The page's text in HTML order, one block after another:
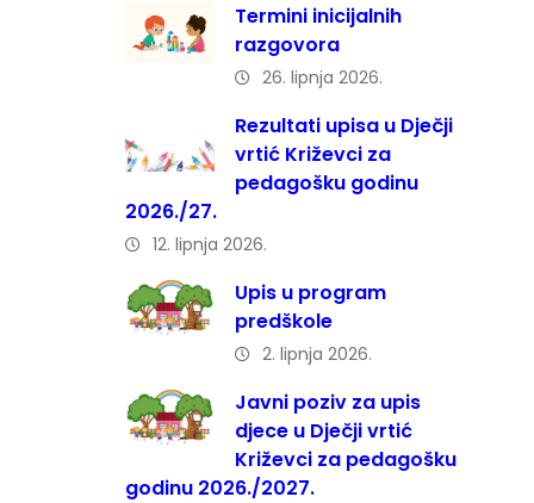
Termini inicijalnih
razgovora
26. lipnja 2026.
Rezultati upisa u Dječji
vrtić Križevci za
pedagošku godinu
2026./27.
12. lipnja 2026.
Upis u program
predškole
2. lipnja 2026.
Javni poziv za upis
djece u Dječji vrtić
Križevci za pedagošku
godinu 2026./2027.